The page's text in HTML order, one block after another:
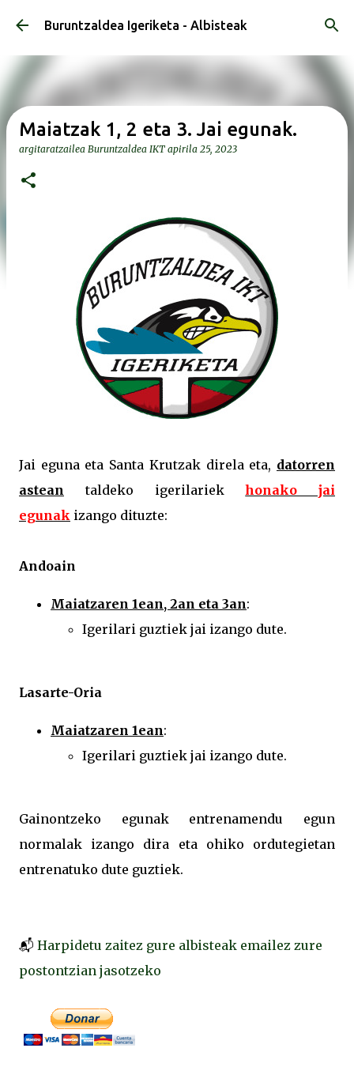
Saltatu eta joan eduki nagusira
Buruntzaldea Igeriketa - Albisteak
Maiatzak 1, 2 eta 3. Jai egunak.
argitaratzailea Buruntzaldea IKT apirila 25, 2023
Jai eguna eta Santa Krutzak direla eta, datorren
astean taldeko igerilariekhonako jai
egunak izango dituzte:
Andoain
Maiatzaren 1ean, 2an eta 3an:
Igerilari guztiek jai izango dute.
Lasarte-Oria
Maiatzaren 1ean:
Igerilari guztiek jai izango dute.
Gainontzeko egunak entrenamendu egun
normalak izango dira eta ohiko ordutegietan
entrenatuko dute guztiek.
📬 Harpidetu zaitez gure albisteak emailez zure
postontzian jasotzeko